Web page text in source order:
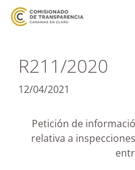
R211/2020
12/04/2021
Petición de
relativa a